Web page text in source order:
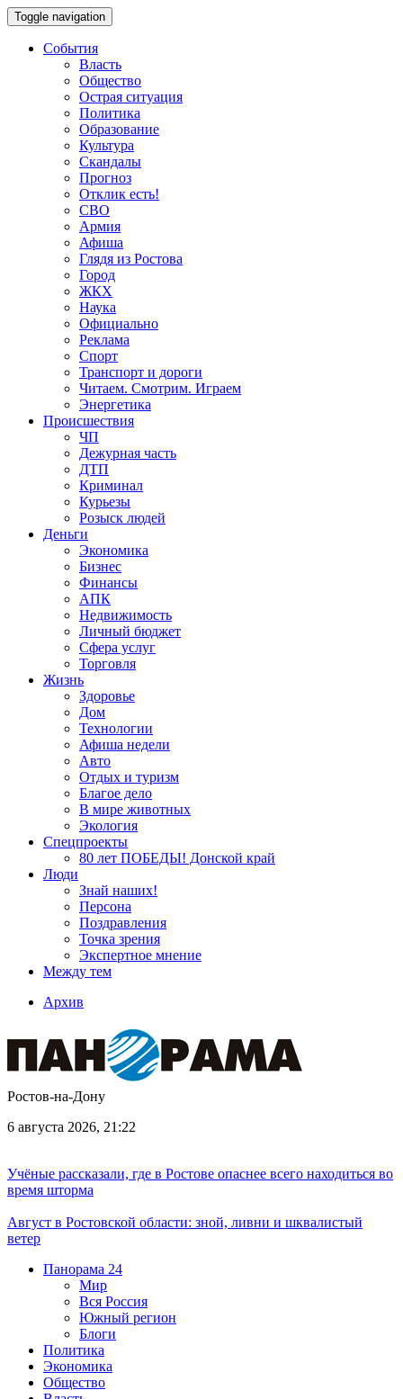
Toggle navigation
События
Власть
Общество
Острая ситуация
Политика
Образование
Культура
Скандалы
Прогноз
Отклик есть!
СВО
Армия
Афиша
Глядя из Ростова
Город
ЖКХ
Наука
Официально
Реклама
Спорт
Транспорт и дороги
Читаем. Смотрим. Играем
Энергетика
Происшествия
ЧП
Дежурная часть
ДТП
Криминал
Курьезы
Розыск людей
Деньги
Экономика
Бизнес
Финансы
АПК
Недвижимость
Личный бюджет
Сфера услуг
Торговля
Жизнь
Здоровье
Дом
Технологии
Афиша недели
Авто
Отдых и туризм
Благое дело
В мире животных
Экология
Спецпроекты
80 лет ПОБЕДЫ! Донской край
Люди
Знай наших!
Персона
Поздравления
Точка зрения
Экспертное мнение
Между тем
Архив
Ростов-на-Дону
6 августа 2026, 21:22
Учёные рассказали, где в Ростове опаснее всего находиться во
время шторма
Август в Ростовской области: зной, ливни и шквалистый
ветер
Панорама 24
Мир
Вся Россия
Южный регион
Блоги
Политика
Экономика
Общество